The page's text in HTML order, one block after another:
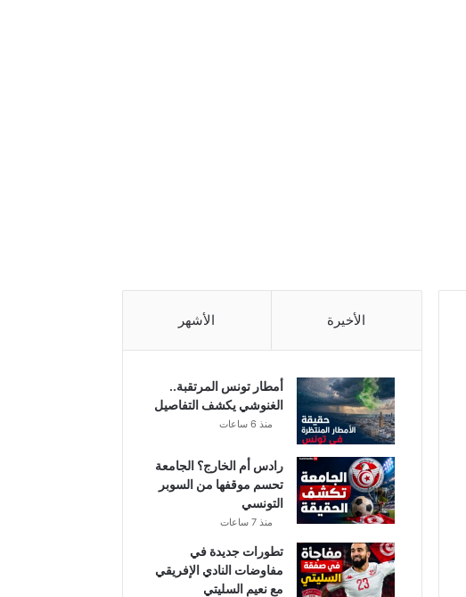
الأخيرة الأشهر
أمطار تونس المرتقبة..
الغنوشي يكشف التفاصيل
منذ 6 ساعات
رادس أم الخارج؟ الجامعة
تحسم موقفها من السوبر
التونسي
منذ 7 ساعات
تطورات جديدة في
مفاوضات النادي الإفريقي
مع نعيم السليتي